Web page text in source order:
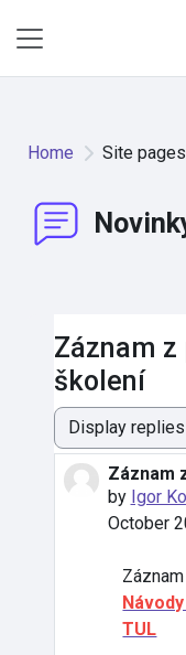
Home Site pages
Záznam
školení
Display mode
Záznam
by Igor
October
Number
TUL